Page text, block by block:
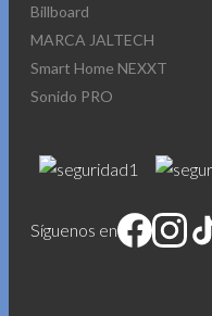
Billboard
MARCA JALTECH
Smart Home NEXXT
Sonido PRO
Síguenos en